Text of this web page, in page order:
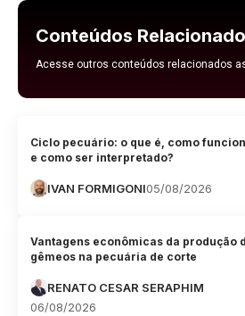
Conteúdos
Acesse outros conteúdos relacionados
Ciclo pecuário: o que é, como
e como ser interpretado?
IVAN FORMIGONI05/08/2026
Vantagens econômicas da produção
gêmeos na pecuária de corte
RENATO CESAR SERAPHIM
06/08/2026